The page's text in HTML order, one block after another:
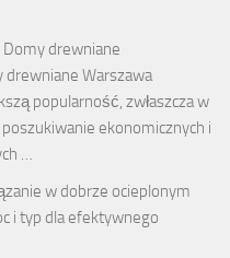
drewniane
Warszawa
popularność, zwłaszcza w
ekonomicznych i
…
w dobrze ocieplonym
i typ dla efektywnego